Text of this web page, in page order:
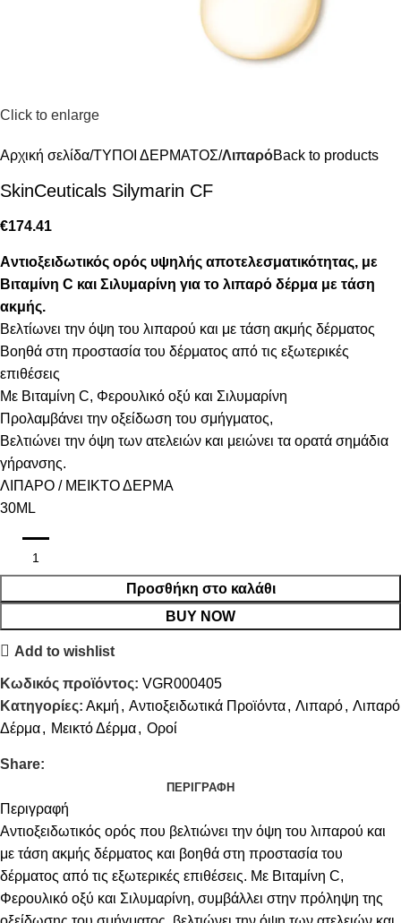
Click to enlarge
Αρχική σελίδα ΤΥΠΟΙ ΔΕΡΜΑΤΟΣ ΛιπαρόBack to products
SkinCeuticals Silymarin CF
€174.41
Aντιοξειδωτικός ορός υψηλής αποτελεσματικότητας, με
Βιταμίνη C και Σιλυμαρίνη για το λιπαρό δέρμα με τάση
ακμής.
Bελτίωνει την όψη του λιπαρού και με τάση ακμής δέρματος
Bοηθά στη προστασία του δέρματος από τις εξωτερικές
επιθέσεις
Με Βιταμίνη C, Φερουλικό οξύ και Σιλυμαρίνη
Προλαμβάνει την οξείδωση του σμήγματος,
Βελτιώνει την όψη των ατελειών και μειώνει τα ορατά σημάδια
γήρανσης.
ΛΙΠΑΡΟ / ΜΕΙΚΤΟ ΔΕΡΜΑ
30ML
Προσθήκη στο καλάθι
BUY NOW
Add to wishlist
Κωδικός προϊόντος: VGR000405
Κατηγορίες: Ακμή , Αντιοξειδωτικά Προϊόντα, Λιπαρό, Λιπαρό
Δέρμα, Μεικτό Δέρμα, Οροί
Share:
ΠΕΡΙΓΡΑΦΉ
Περιγραφή
Αντιοξειδωτικός ορός που βελτιώνει την όψη του λιπαρού και
με τάση ακμής δέρματος και βοηθά στη προστασία του
δέρματος από τις εξωτερικές επιθέσεις. Με Βιταμίνη C,
Φερουλικό οξύ και Σιλυμαρίνη, συμβάλλει στην πρόληψη της